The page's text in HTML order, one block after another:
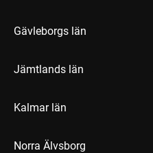
Gävleborgs län
Jämtlands län
Kalmar län
Norra Älvsborg